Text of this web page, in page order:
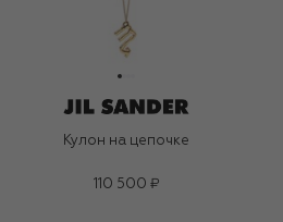
Кулон на цепочке
110 500 ₽